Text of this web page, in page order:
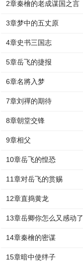
2章秦檜的老成谋国之言
3章梦中的五丈原
4章史书三国志
5章岳飞的捷报
6章名將入梦
7章刘禪的期待
8章朝堂交锋
9章相父
10章岳飞的惶恐
11章对岳飞的赏赐
12章直捣黄龙
13章岳卿你怎么又感动了
14章秦檜的密谋
15章暗中使绊子